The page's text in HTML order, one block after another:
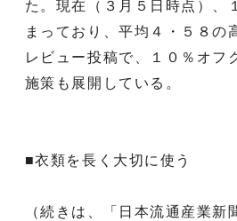
た。現在（３月５日時点）、
まっており、平均４・５８の
レビュー投稿で、１０％オフ
施策も展開している。
■衣類を長く大切に使う
（続きは、「日本流通産業